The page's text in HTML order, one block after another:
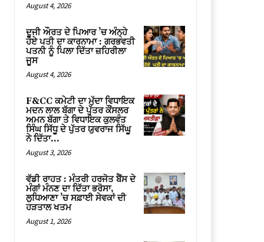
August 4, 2026
ਦੂਜੀ ਔਰਤ ਦੇ ਪਿਆਰ ’ਚ ਅੰਨ੍ਹੇ
ਹੋਏ ਪਤੀ ਦਾ ਕਾਰਨਾਮਾ : ਗਰਭਵਤੀ
ਪਤਨੀ ਨੂੰ ਪਿਲਾ ਦਿੱਤਾ ਜ਼ਹਿਰੀਲਾ
ਜੂਸ
August 4, 2026
F&CC ਕਮੇਟੀ ਦਾ ਮੁੱਦਾ ਵਿਧਾਇਕ
ਮਦਨ ਲਾਲ ਬੱਗਾ ਦੇ ਪੁੱਤਰ ਕੌਂਸਲਰ
ਅਮਨ ਬੱਗਾ ਤੇ ਵਿਧਾਇਕ ਕੁਲਵੰਤ
ਸਿੰਘ ਸਿੱਧੂ ਦੇ ਪੁੱਤਰ ਯੁਵਰਾਜ ਸਿੱਘੂ
ਨੇ ਦਿੱਤਾ...
August 3, 2026
ਵੱਡੀ ਰਾਹਤ : ਮੰਤਰੀ ਹਰਜੋਤ ਬੈਂਸ ਦੇ
ਮੰਗਾਂ ਮੰਨਣ ਦਾ ਦਿੱਤਾ ਭਰੋਸਾ,
ਲੁਧਿਆਣਾ ’ਚ ਸਫ਼ਾਈ ਸੇਵਕਾਂ ਦੀ
ਹੜਤਾਲ ਖਤਮ
August 1, 2026